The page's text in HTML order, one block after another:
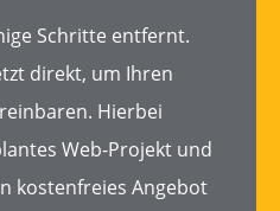
Schritte entfernt.
direkt, um Ihren
Hierbei
Web-Projekt und
kostenfreies Angebot